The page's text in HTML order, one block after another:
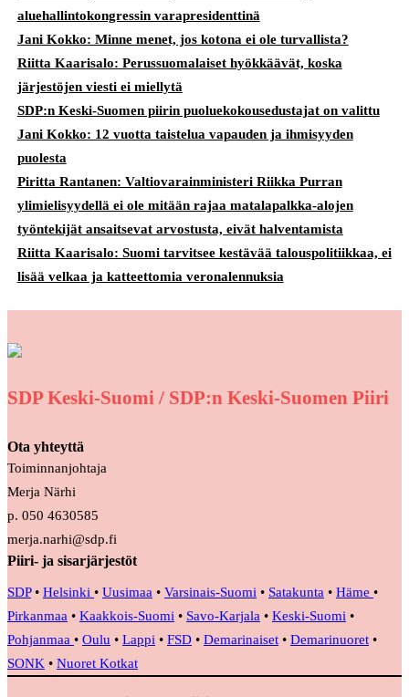
aluehallintokongressin varapresidenttinä
Jani Kokko: Minne menet, jos kotona ei ole turvallista?
Riitta Kaarisalo: Perussuomalaiset hyökkäävät, koska
järjestöjen viesti ei miellytä
SDP:n Keski-Suomen piirin puoluekokousedustajat on valittu
Jani Kokko: 12 vuotta taistelua vapauden ja ihmisyyden
puolesta
Piritta Rantanen: Valtiovarainministeri Riikka Purran
ylimielisyydellä ei ole mitään rajaa matalapalkka-alojen
työntekijät ansaitsevat arvostusta, eivät halventamista
Riitta Kaarisalo: Suomi tarvitsee kestävää talouspolitiikkaa, ei
lisää velkaa ja katteettomia veronalennuksia
SDP Keski-Suomi / SDP:n Keski-Suomen Piiri
Ota yhteyttä
Toiminnanjohtaja
Merja Närhi
p. 050 4630585
merja.narhi@sdp.fi
Piiri- ja sisarjärjestöt
SDP• Helsinki • Uusimaa • Varsinais-Suomi • Satakunta • Häme •
Pirkanmaa • Kaakkois-Suomi • Savo-Karjala • Keski-Suomi •
Pohjanmaa • Oulu • Lappi • FSD • Demarinaiset • Demarinuoret •
SONK • Nuoret Kotkat